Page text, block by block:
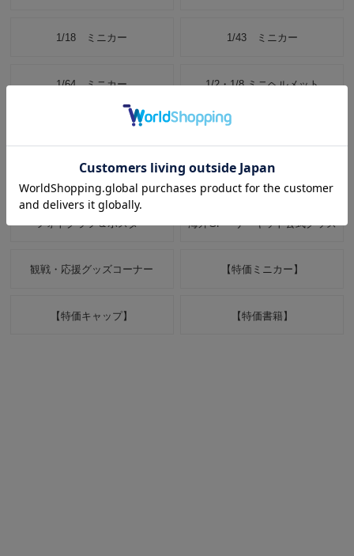
1/18 ミニカー 1/43 ミニカー
1/64 ミニカー 1/2・1/8 ミニヘルメット
ミニカーケース・カバー
DVD・ブルーレイ
フォトグラフ＆ポスター 海外GP・サーキット公式グッズ
観戦・応援グッズコーナー 【特価ミニカー】
【特価キャップ】 【特価書籍】